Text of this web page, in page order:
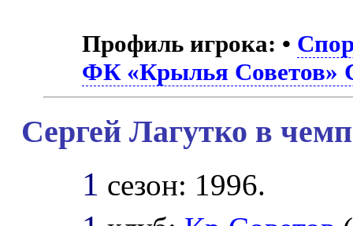
Профиль игрока: •
ФК «Крылья Советов»
Сергей Лагутко в
1 сезон: 1996.